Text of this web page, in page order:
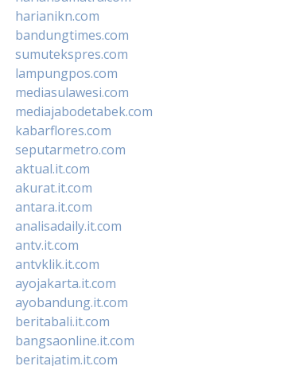
harianikn.com
bandungtimes.com
sumutekspres.com
lampungpos.com
mediasulawesi.com
mediajabodetabek.com
kabarflores.com
seputarmetro.com
aktual.it.com
akurat.it.com
antara.it.com
analisadaily.it.com
antv.it.com
antvklik.it.com
ayojakarta.it.com
ayobandung.it.com
beritabali.it.com
bangsaonline.it.com
beritajatim.it.com